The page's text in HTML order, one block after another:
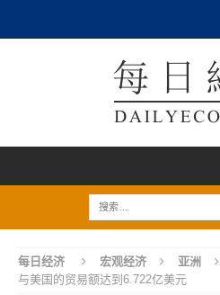
每日经济 宏观经济 亚洲
与美国的贸易额达到6.722亿美元